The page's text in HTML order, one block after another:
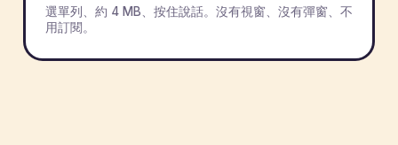
選單列、約 4 MB、按住說話。沒有視窗、沒有彈窗、不
用訂閱。